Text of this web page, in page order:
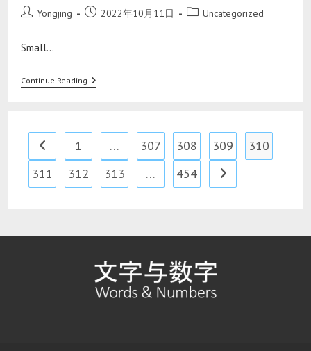
Yongjing 2022年10月11日 Uncategorized
Small…
Continue Reading
1 … 307 308 309
310
311
312 313 … 454